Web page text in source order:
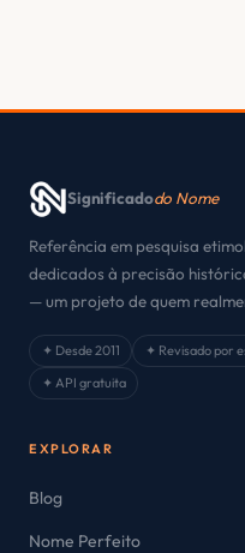
Significadodo Nome
Referência em pesquisa
dedicados à precisão
— um projeto de quem
✦ Desde 2011 ✦ Revisado por
✦ API gratuita
EXPLORAR
Blog
Nome Perfeito